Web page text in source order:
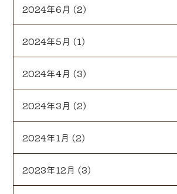
2024年6月 (2)
2024年5月 (1)
2024年4月 (3)
2024年3月 (2)
2024年1月 (2)
2023年12月 (3)